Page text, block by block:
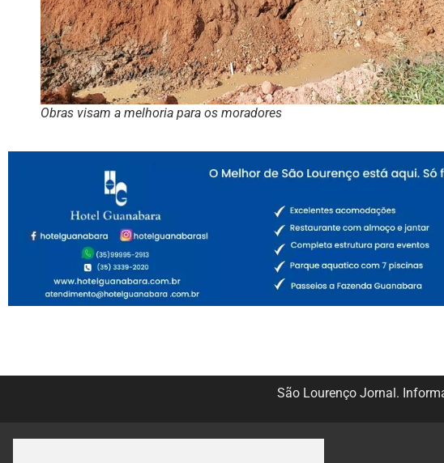
Obras visam a melhoria para os moradores
São Lourenço Jornal.